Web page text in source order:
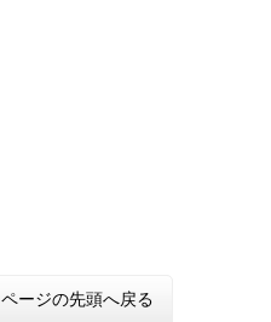
ページの先頭へ戻る